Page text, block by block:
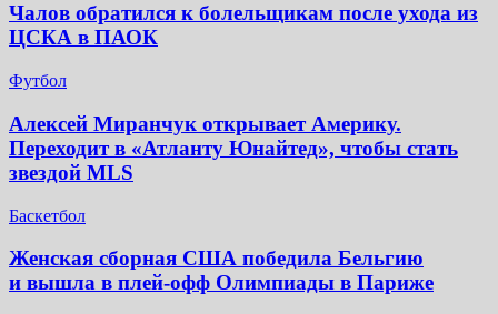
Чалов обратился к болельщикам после ухода из
ЦСКА в ПАОК
Футбол
Алексей Миранчук открывает Америку.
Переходит в «Атланту Юнайтед», чтобы стать
звездой MLS
Баскетбол
Женская сборная США победила Бельгию
и вышла в плей-офф Олимпиады в Париже